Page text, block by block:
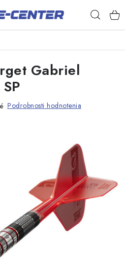
Gabriel
Podrobnosti hodnotenia